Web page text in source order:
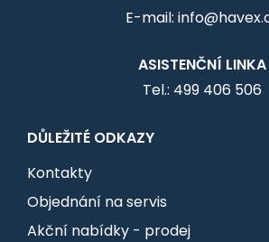
E-mail:
ASISTENČNÍ LINKA
Tel.: 499 406 506
DŮLEŽITÉ ODKAZY
Kontakty
Objednání na servis
Akční nabídky - prodej